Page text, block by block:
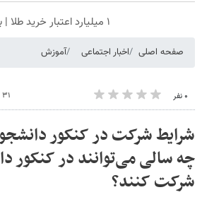
۱ میلیارد اعتبار خرید طلا | بدون ضامن و چک
صفحه اصلی اخبار اجتماعی آموزش
۰ نفر ۳۱ اردیبهشت ۱۴۰۵ - ۰۹:۴۷
شرایط شرکت در کنکور
چه سالی می‌توانند در کنکور
شرکت کنند؟